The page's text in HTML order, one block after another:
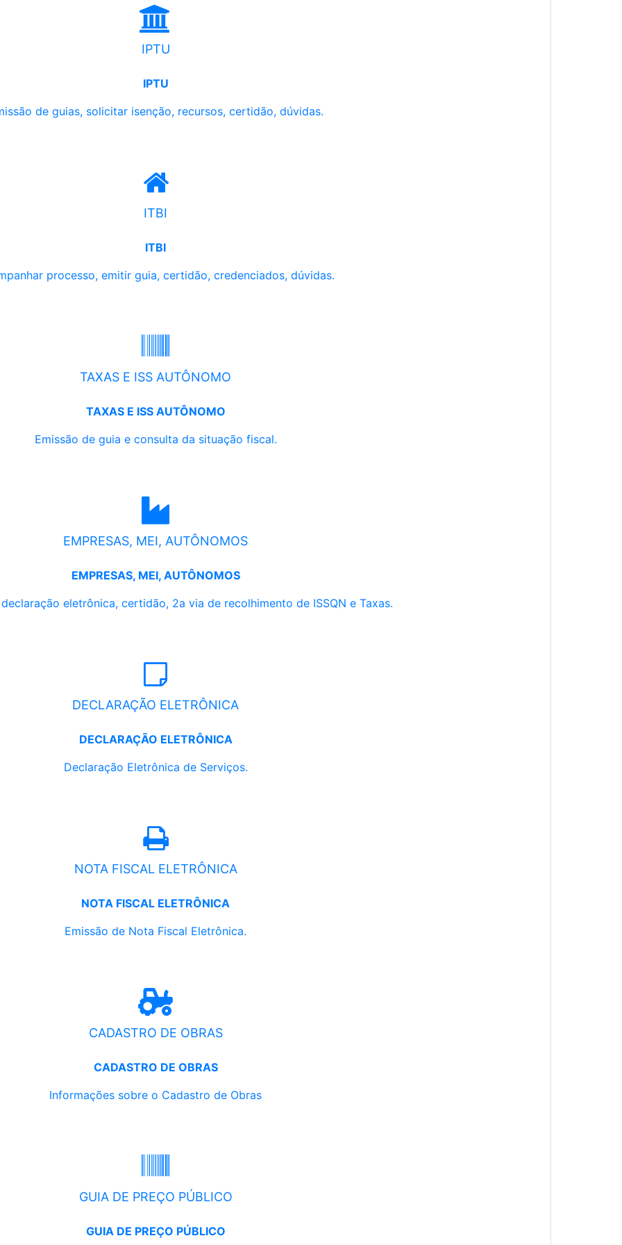
IPTU
IPTU
de guias, solicitar isenção, recursos, certidão, dúvidas.
ITBI
ITBI
processo, emitir guia, certidão, credenciados, dúvidas.
TAXAS E ISS AUTÔNOMO
TAXAS E ISS AUTÔNOMO
Emissão de guia e consulta da situação fiscal.
EMPRESAS, MEI, AUTÔNOMOS
EMPRESAS, MEI, AUTÔNOMOS
eletrônica, certidão, 2a via de recolhimento de ISSQN e Taxas.
DECLARAÇÃO ELETRÔNICA
DECLARAÇÃO ELETRÔNICA
Declaração Eletrônica de Serviços.
NOTA FISCAL ELETRÔNICA
NOTA FISCAL ELETRÔNICA
Emissão de Nota Fiscal Eletrônica.
CADASTRO DE OBRAS
CADASTRO DE OBRAS
Informações sobre o Cadastro de Obras
GUIA DE PREÇO PÚBLICO
GUIA DE PREÇO PÚBLICO